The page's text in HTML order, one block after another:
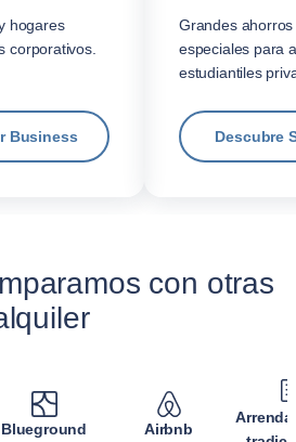
hogares
corporativos.
Business
Grandes
especiales para
estudiantiles
Descubre
con otras
Blueground Airbnb